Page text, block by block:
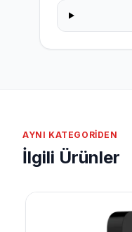
AYNI KATEGORIDEN
İlgili Ürünler